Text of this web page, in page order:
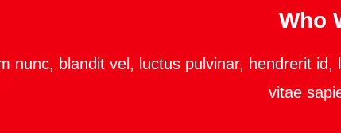
Who
nunc, blandit vel, luctus pulvinar, hendrerit
vitae